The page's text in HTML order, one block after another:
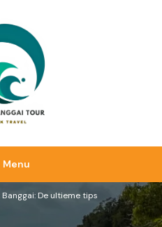
Menu
De ultieme tips